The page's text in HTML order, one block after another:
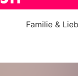
Familie &